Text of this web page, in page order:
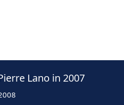
Lano in 2007